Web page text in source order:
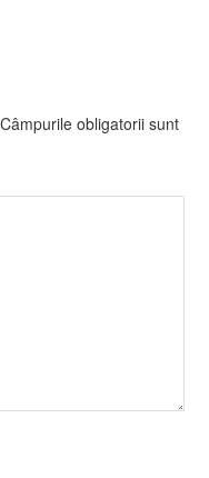
Câmpurile obligatorii sunt